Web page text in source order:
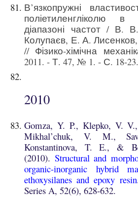
В’язкопружні
поліетиленгліколю в
діапазоні частот / В.
Колупаєв, Е. А.
// Фізико-хімічна
2011. - Т. 47, № 1. - С. 18-23.
2010
Gomza, Y. P., Klepko, V.
Mikhal’chuk, V. M.,
Konstantinova, T. E., &
(2010). Structural and
organic-inorganic hybrid
ethoxysilanes and epoxy resin
Series A, 52(6), 628-632.